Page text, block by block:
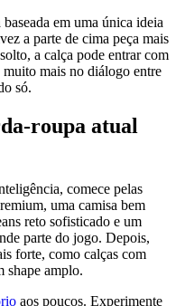
em uma única ideia
a parte de cima peça mais
a calça pode entrar com
mais no diálogo entre
só.
roupa atual
comece pelas
uma camisa bem
reto sofisticado e um
parte do jogo. Depois,
forte, como calças com
shape amplo.
aos poucos. Experimente